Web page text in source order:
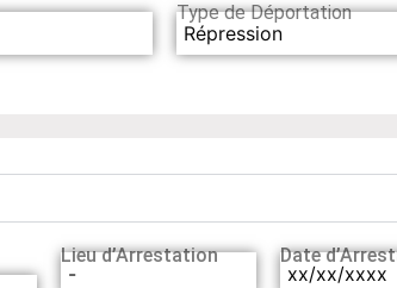
Type de Déportation
Répression
Lieu d’Arrestation
-
Date
xx/xx/xxxx